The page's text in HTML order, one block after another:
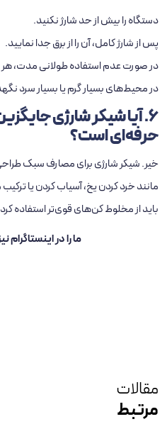
دستگاه را بیش از حد شارژ نکنید.
پس از شارژ کامل، آن را از برق جدا نمایید.
در صورت عدم استفاده طولانی‌ مدت، هر
در محیط‌های بسیار گرم یا بسیار سرد
6. آیا شیکر شارژی
حرفه‌ای است؟
خیر. شیکر شارژی برای مصارف سبک
مانند خرد کردن یخ، آسیاب کردن یا ترکیب
باید ازمخلوط‌ کن‌های قوی‌تراستفاده
ما را دراینستاگرام
مقالات
مرتبط